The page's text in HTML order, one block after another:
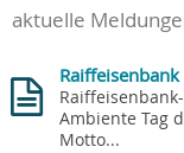
aktuelle
Raiffeisenbank
Ambiente Tag
Motto...